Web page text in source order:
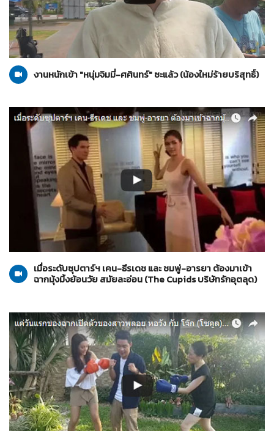
20-05-2559
น้องใหม่ร้ายบริสุทธิ์
งานหนักเข้า "หนุ่มจิมมี่-ศศินทร์" ซะแล้ว (น้องใหม่ร้ายบริสุทธิ์)
15-05-2559
The Cupids บริษัทรักอุตลุด
เมื่อระดับซุปตาร์ฯ เคน-ธีรเดช และ ชมพู่-อารยา ต้องมาเข้า
ฉากมุ้งมิ้งย้อนวัย สมัยละอ่อน (The Cupids บริษัทรักอุตลุด)